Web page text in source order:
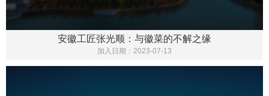
安徽工匠张光顺：与徽菜的不解之缘
加入日期： 2023-07-13